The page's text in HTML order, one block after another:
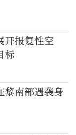
开报复性空
标
黎南部遇袭身